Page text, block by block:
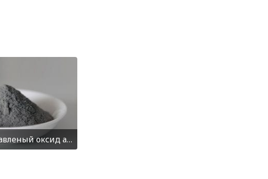
Коричневый плавленый оксид алюминия F300